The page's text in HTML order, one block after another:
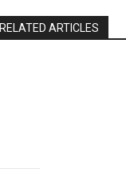
RELATED ARTICLES